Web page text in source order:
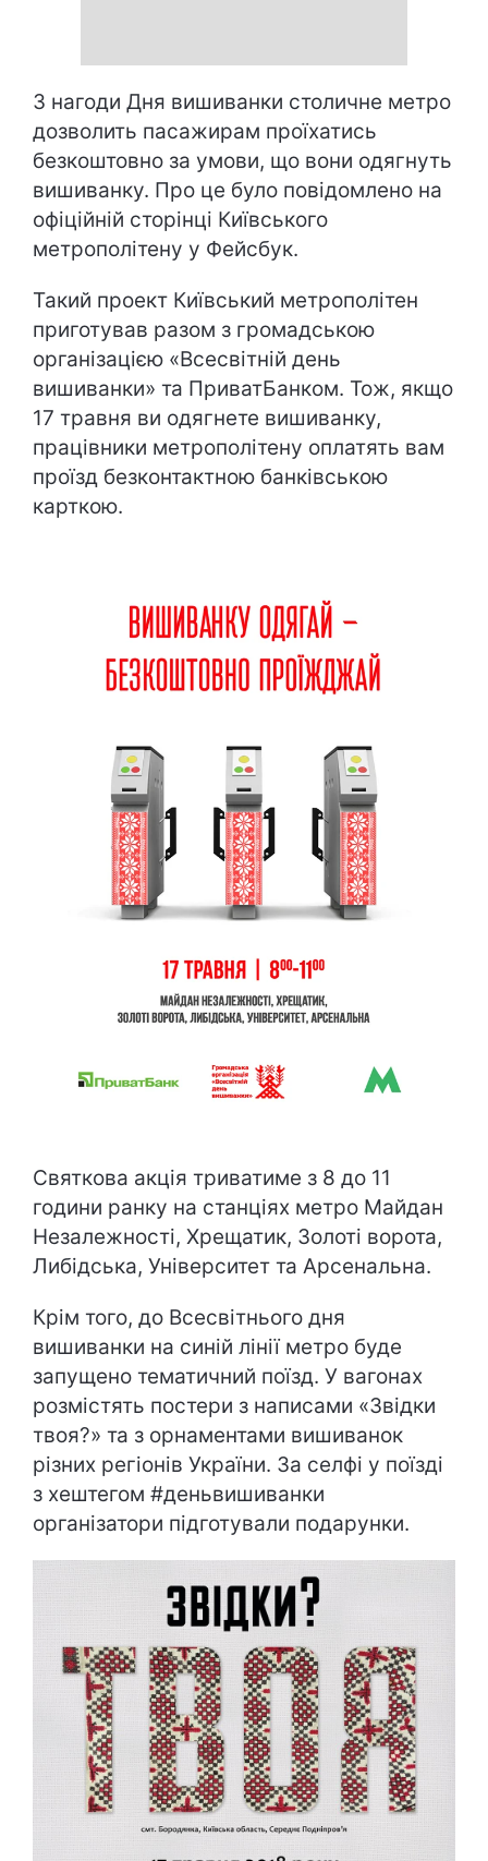
З нагоди Дня вишиванки столичне метро
дозволить пасажирам проїхатись
безкоштовно за умови, що вони одягнуть
вишиванку. Про це було повідомлено на
офіційній сторінці Київського
метрополітену у Фейсбук.
Такий проект Київський метрополітен
приготував разом з громадською
організацією «Всесвітній день
вишиванки» та ПриватБанком. Тож, якщо
17 травня ви одягнете вишиванку,
працівники метрополітену оплатять вам
проїзд безконтактною банківською
карткою.
Святкова акція триватиме з 8 до 11
години ранку на станціях метро Майдан
Незалежності, Хрещатик, Золоті ворота,
Либідська, Університет та Арсенальна.
Крім того, до Всесвітнього дня
вишиванки на синій лінії метро буде
запущено тематичний поїзд. У вагонах
розмістять постери з написами «Звідки
твоя?» та з орнаментами вишиванок
різних регіонів України. За селфі у поїзді
з хештегом #деньвишиванки
організатори підготували подарунки.